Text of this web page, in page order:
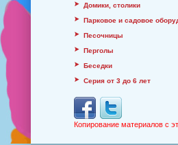
Домики, столики
Парковое и садовое
Песочницы
Перголы
Беседки
Серия от 3 до 6 лет
Копирование материалов с